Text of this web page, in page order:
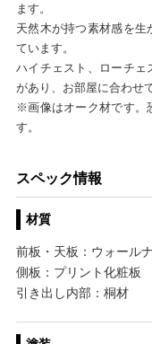
ます。
天然木が持つ素材感を
ています。
ハイチェスト、ローチェ
があり、お部屋に合わせ
※画像はオーク材です。
す。
スペック情報
材質
前板・天板：ウォール
側板：プリント化粧板
引き出し内部：桐材